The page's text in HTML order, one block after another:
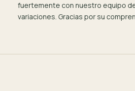
fuertemente con nuestro equipo
variaciones. Gracias por su